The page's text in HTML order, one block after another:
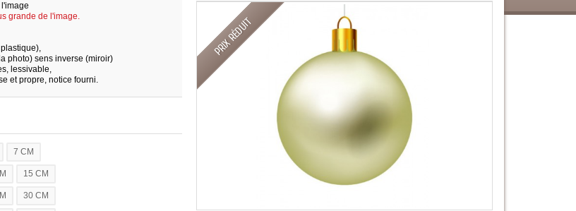
PRIX RÉDUIT
grande de l'image.
photo) sens inverse (miroir)
lessivable,
et propre, notice fourni.
7 CM
15 CM
30 CM